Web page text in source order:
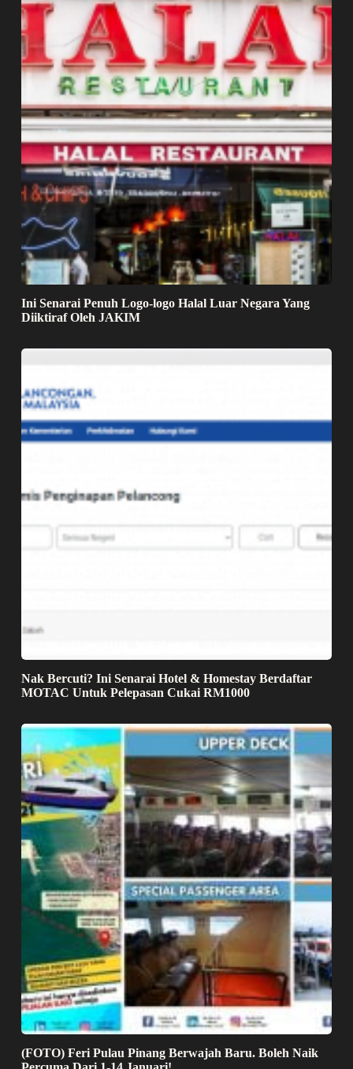
Ini Senarai Penuh Logo-logo Halal Luar Negara Yang
Diiktiraf Oleh JAKIM
Nak Bercuti? Ini Senarai Hotel & Homestay Berdaftar
MOTAC Untuk Pelepasan Cukai RM1000
(FOTO) Feri Pulau Pinang Berwajah Baru. Boleh Naik